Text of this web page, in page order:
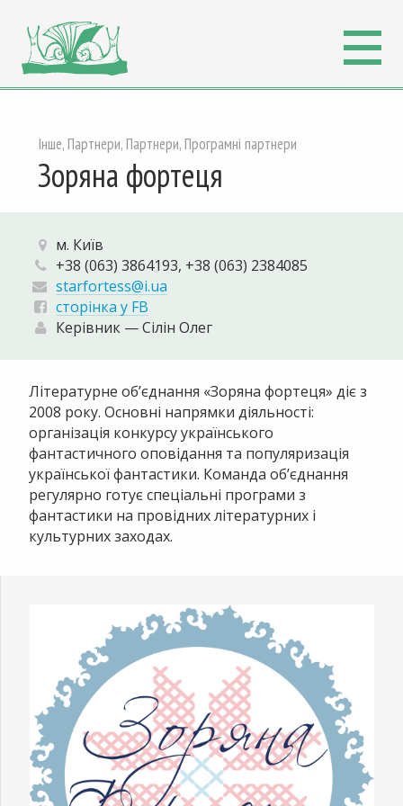
Інше, Партнери, Партнери, Програмні партнери
Зоряна фортеця
м. Київ
+38 (063) 3864193, +38 (063) 2384085
starfortess@i.ua
сторінка у FB
Керівник — Сілін Олег
Літературне об’єднання «Зоряна фортеця» діє з
2008 року. Основні напрямки діяльності:
організація конкурсу українського
фантастичного оповідання та популяризація
української фантастики. Команда об’єднання
регулярно готує спеціальні програми з
фантастики на провідних літературних і
культурних заходах.